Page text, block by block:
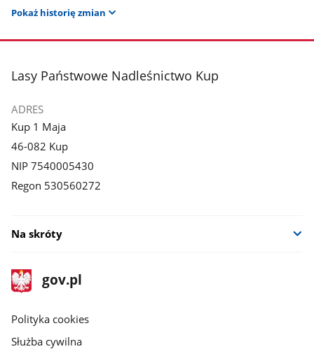
Pokaż historię zmian
stopka
Lasy Państwowe Nadleśnictwo Kup
ADRES
Kup 1 Maja
46-082 Kup
NIP 7540005430
Regon 530560272
Na skróty
stopka
gov.pl
Strona
gov.pl
gov.pl
Polityka cookies
Służba cywilna